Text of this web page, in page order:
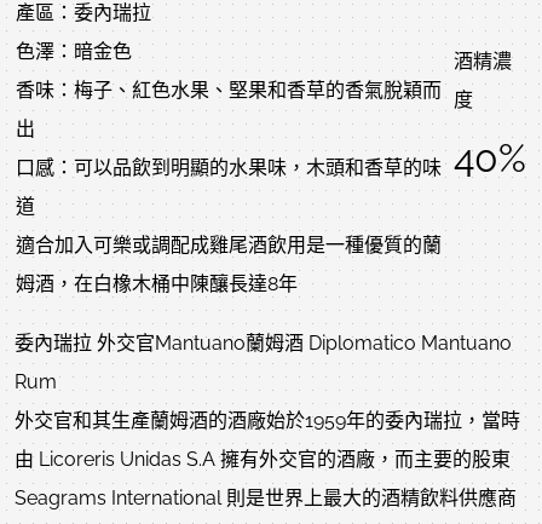
產區：委內瑞拉
色澤：暗金色
香味：梅子、紅色水果、堅果和香草的香氣脫穎而
出
口感：可以品飲到明顯的水果味，木頭和香草的味
道
適合加入可樂或調配成雞尾酒飲用是一種優質的蘭
姆酒，在白橡木桶中陳釀長達8年
酒精濃
度
40%
委內瑞拉 外交官Mantuano蘭姆酒 Diplomatico Mantuano
Rum
外交官和其生產蘭姆酒的酒廠始於1959年的委內瑞拉，當時
由 Licoreris Unidas S.A 擁有外交官的酒廠，而主要的股東
Seagrams International 則是世界上最大的酒精飲料供應商